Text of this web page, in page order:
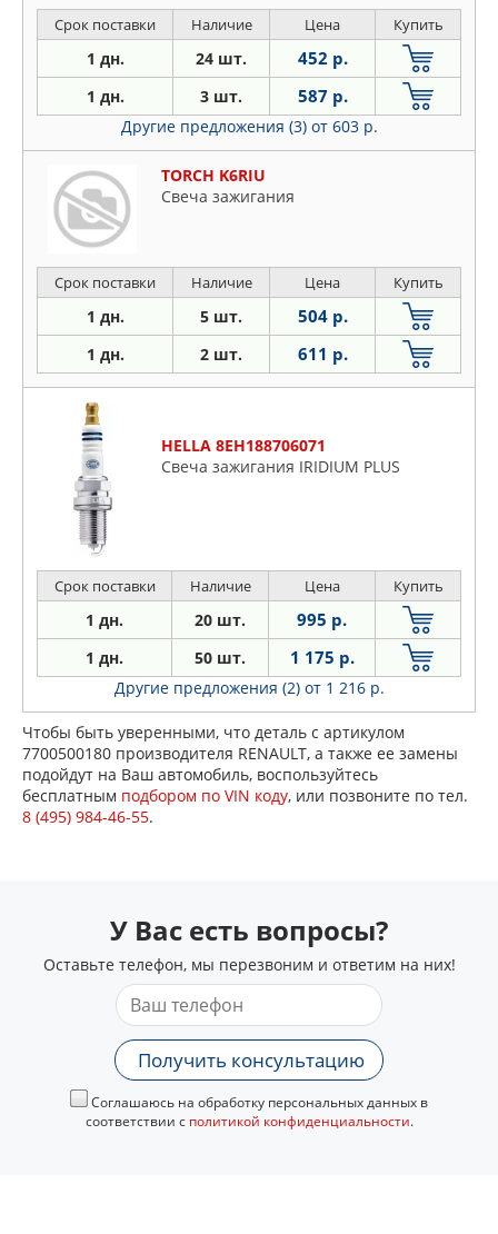
Срок поставки Наличие Цена Купить
1 дн. 24 шт. 452 р.
1 дн. 3 шт. 587 р.
Другие предложения (3) от 603 р.
TORCH K6RIU
Свеча зажигания
Срок поставки Наличие Цена Купить
1 дн. 5 шт. 504 р.
1 дн. 2 шт. 611 р.
HELLA 8EH188706071
Свеча зажигания IRIDIUM PLUS
Срок поставки Наличие Цена Купить
1 дн. 20 шт. 995 р.
1 дн. 50 шт. 1 175 р.
Другие предложения (2) от 1 216 р.
Чтобы быть уверенными, что деталь с артикулом
7700500180 производителя RENAULT, а также ее замены
подойдут на Ваш автомобиль, воспользуйтесь
бесплатным подбором по VIN коду, или позвоните по тел.
8 (495) 984-46-55.
У Вас есть вопросы?
Оставьте телефон, мы перезвоним и ответим на них!
Получить консультацию
Соглашаюсь на обработку персональных данных в
соответствии с политикой конфиденциальности.